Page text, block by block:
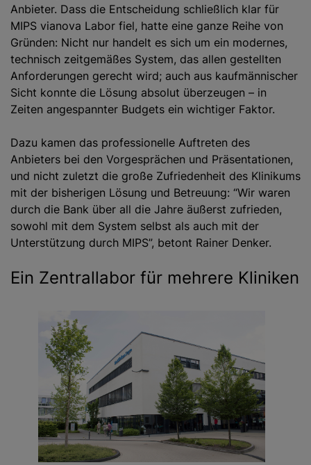
Anbieter. Dass die Entscheidung schließlich klar für
MIPS vianova Labor fiel, hatte eine ganze Reihe von
Gründen: Nicht nur handelt es sich um ein modernes,
technisch zeitgemäßes System, das allen gestellten
Anforderungen gerecht wird; auch aus kaufmännischer
Sicht konnte die Lösung absolut überzeugen – in
Zeiten angespannter Budgets ein wichtiger Faktor.
Dazu kamen das professionelle Auftreten des
Anbieters bei den Vorgesprächen und Präsentationen,
und nicht zuletzt die große Zufriedenheit des Klinikums
mit der bisherigen Lösung und Betreuung: “Wir waren
durch die Bank über all die Jahre äußerst zufrieden,
sowohl mit dem System selbst als auch mit der
Unterstützung durch MIPS”, betont Rainer Denker.
Ein Zentrallabor für mehrere Kliniken